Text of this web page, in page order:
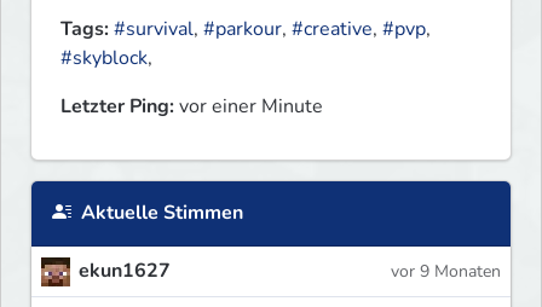
Tags:#survival, #parkour, #creative, #pvp,
#skyblock,
Letzter Ping:vor einer Minute
Aktuelle Stimmen
ekun1627 vor 9 Monaten